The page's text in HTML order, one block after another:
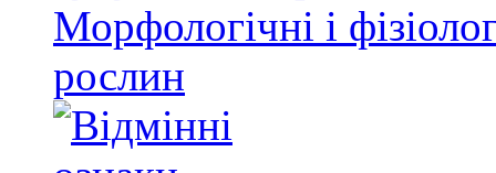
Морфологічні і
рослин